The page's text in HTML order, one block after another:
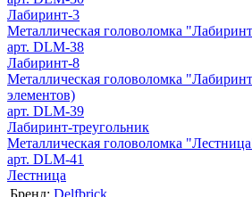
Лабиринт-3
Металлическая головоломка
арт. DLM-38
Лабиринт-8
Металлическая головоломка
элементов)
арт. DLM-39
Лабиринт-треугольник
Металлическая головоломка
арт. DLM-41
Лестница